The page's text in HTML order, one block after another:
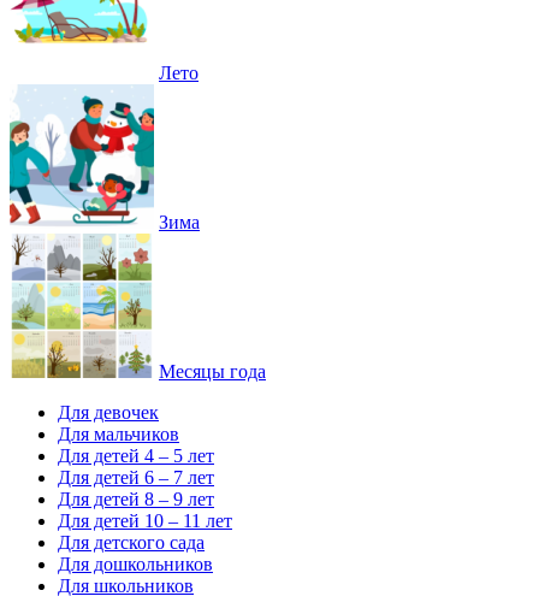
Лето
Зима
Месяцы года
Для девочек
Для мальчиков
Для детей 4 – 5 лет
Для детей 6 – 7 лет
Для детей 8 – 9 лет
Для детей 10 – 11 лет
Для детского сада
Для дошкольников
Для школьников